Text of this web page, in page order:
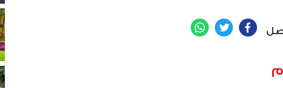
Facebook
Twitter
WhatsApp